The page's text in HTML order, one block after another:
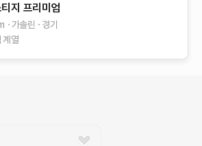
지 프리미엄
가솔린 경기
계열